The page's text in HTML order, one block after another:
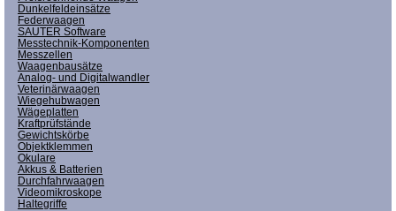
Dunkelfeldeinsätze
Federwaagen
SAUTER Software
Messtechnik-Komponenten
Messzellen
Waagenbausätze
Analog- und Digitalwandler
Veterinärwaagen
Wiegehubwagen
Wägeplatten
Kraftprüfstände
Gewichtskörbe
Objektklemmen
Okulare
Akkus & Batterien
Durchfahrwaagen
Videomikroskope
Haltegriffe